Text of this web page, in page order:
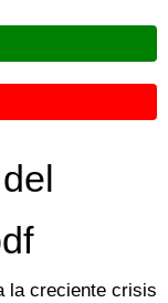
la creciente crisis